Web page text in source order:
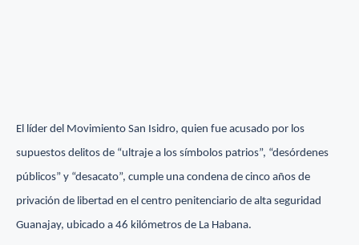
El líder del Movimiento San Isidro, quien fue acusado por los
supuestos delitos de “ultraje a los símbolos patrios”, “desórdenes
públicos” y “desacato”, cumple una condena de cinco años de
privación de libertad en el centro penitenciario de alta seguridad
Guanajay, ubicado a 46 kilómetros de La Habana.